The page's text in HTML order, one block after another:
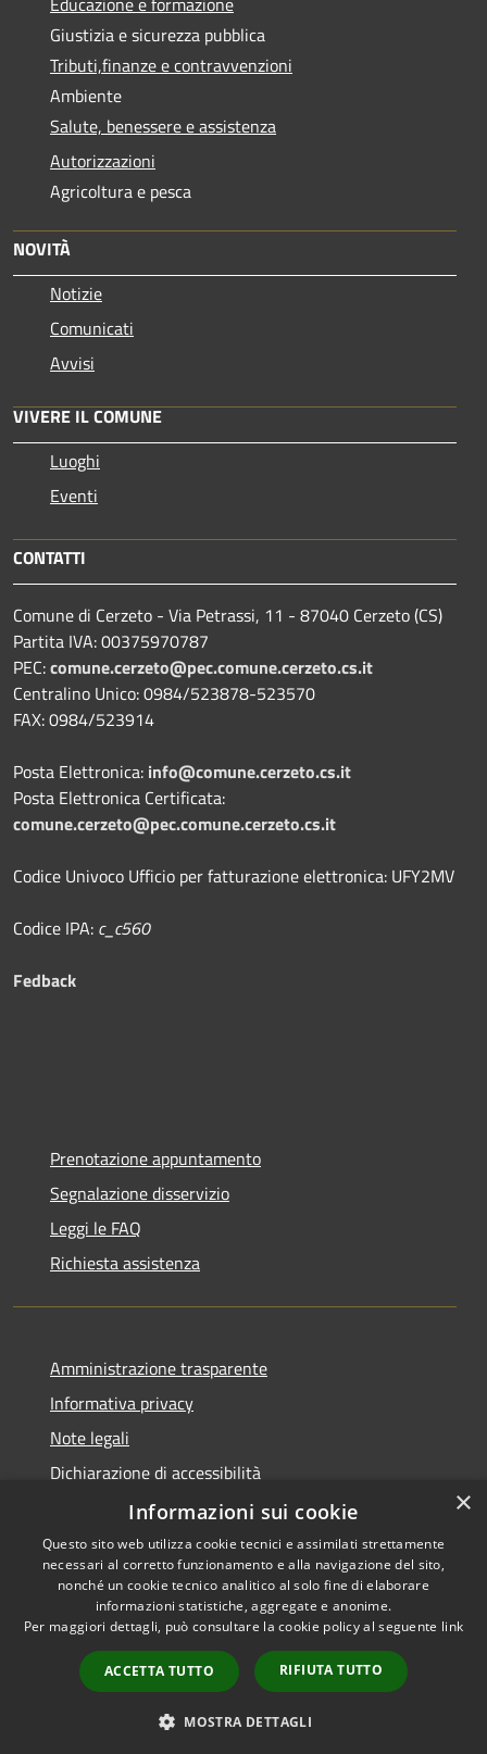
Giustizia e sicurezza pubblica
Tributi,finanze e contravvenzioni
Ambiente
Salute, benessere e assistenza
Autorizzazioni
Agricoltura e pesca
NOVITÀ
Notizie
Comunicati
Avvisi
VIVERE IL COMUNE
Luoghi
Eventi
CONTATTI
Comune di Cerzeto - Via Petrassi, 11 - 87040 Cerzeto (CS)
Partita IVA: 00375970787
PEC:comune.cerzeto@pec.comune.cerzeto.cs.it
Centralino Unico: 0984/523878-523570
FAX: 0984/523914
Posta Elettronica: info@comune.cerzeto.cs.it
Posta Elettronica Certificata:
comune.cerzeto@pec.comune.cerzeto.cs.it
Codice Univoco Ufficio per fatturazione elettronica: UFY2MV
Codice IPA: c_c560
Fedback
Prenotazione appuntamento
Segnalazione disservizio
Leggi le FAQ
Richiesta assistenza
Amministrazione trasparente
Informativa privacy
Note legali
Dichiarazione di accessibilità
Obbiettivi di accessibilità
RSS
Accessibility
Copyright © 2026 • Comune di
Municipium•
Admin
access
×
Informazioni sui cookie
Questo sito web utilizza cookie tecnici e assimilati strettamente
necessari al corretto funzionamento e alla navigazione del sito,
nonché un cookie tecnico analitico al solo fine di elaborare
informazioni statistiche, aggregate e anonime.
Per maggiori dettagli, può consultare la cookie policy al seguente link
ACCETTA TUTTO RIFIUTA TUTTO
MOSTRA DETTAGLI